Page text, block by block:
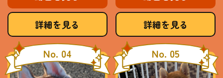
詳細を見る 詳細を見る
No. 04 No. 05